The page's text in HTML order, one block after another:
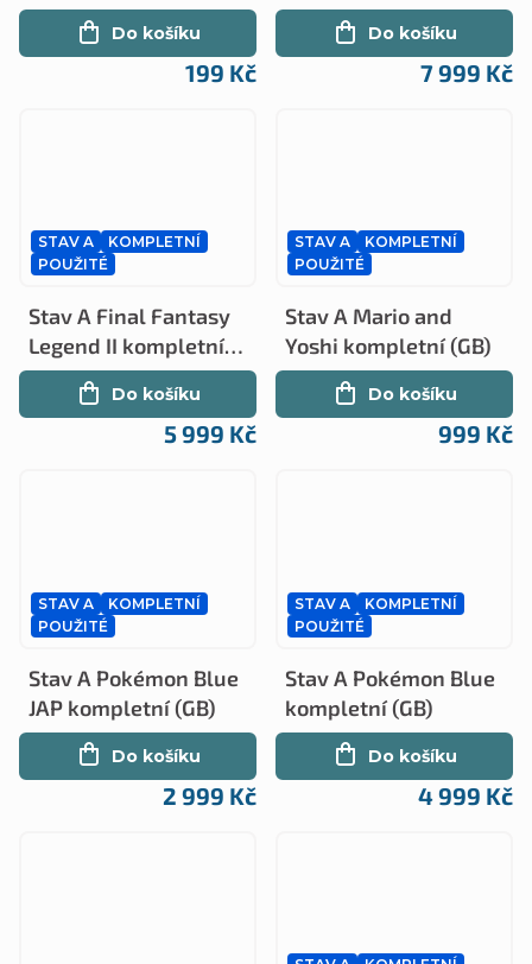
starring Quasimodo
JAP (GB)
199 Kč
Do košíku
(GB)
7 999 Kč
Do košíku
STAV A
KOMPLETNÍ
POUŽITÉ
Stav A Final Fantasy
Legend II kompletní
(GB)
5 999 Kč
Do košíku
STAV A
KOMPLETNÍ
POUŽITÉ
Stav A Mario and
Yoshi kompletní (GB)
999 Kč
Do košíku
STAV A
KOMPLETNÍ
POUŽITÉ
Stav A Pokémon Blue
JAP kompletní (GB)
2 999 Kč
Do košíku
STAV A
KOMPLETNÍ
POUŽITÉ
Stav A Pokémon Blue
kompletní (GB)
4 999 Kč
Do košíku